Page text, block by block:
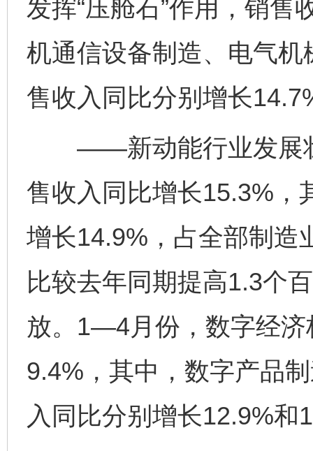
发挥“压舱石”作用，销
机通信设备制造、电气
售收入同比分别增长
——新动能行业发展壮
售收入同比增长15.3%，
增长14.9%，占全部制造
比较去年同期提高1.3个
放。1—4月份，数字经济
9.4%，其中，数字产品
入同比分别增长12.9%和